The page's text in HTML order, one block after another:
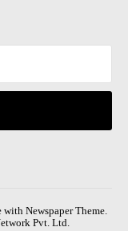
Newspaper Theme.
Pvt. Ltd.